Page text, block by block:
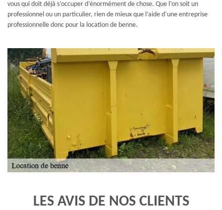
vous qui doit déjà s’occuper d’énormément de chose. Que l’on soit un
professionnel ou un particulier, rien de mieux que l’aide d’une entreprise
professionnelle donc pour la location de benne.
LES AVIS DE NOS CLIENTS